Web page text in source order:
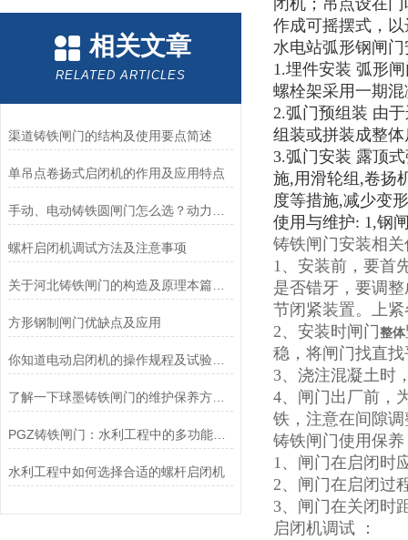
相关文章
RELATED ARTICLES
渠道铸铁闸门的结构及使用要点简述
单吊点卷扬式启闭机的作用及应用特点
螺杆启闭机调试方法及注意事项
方形钢制闸门优缺点及应用
你知道电动启闭机的操作规程及试验方法么
了解一下球墨铸铁闸门的维护保养方法吧
PGZ铸铁闸门：水利工程中的多功能守护者
水利工程中如何选择合适的螺杆启闭机
闭机；吊点设在
作成可摇摆式，
水电站弧形钢闸门
1.埋件安装 弧形
螺栓架采用一期
2.弧门预组装 由
组装或拼装成整
3.弧门安装 露顶
施,用滑轮组,卷扬
度等措施,减少变
使用与维护: 1,钢
铸铁闸门安装相
1、安装前，要首
是否错牙，要调
节闭紧装置。上
2、安装时闸门 整体
稳，将闸门找直
3、浇注混凝土时
4、闸门出厂前，
铁，注意在间隙
铸铁闸门使用保养
1、闸门在启闭时
2、闸门在启闭过
3、闸门在关闭时
启闭机调试 ：